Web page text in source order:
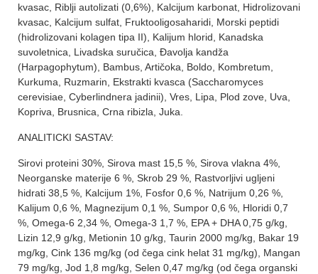
kvasac, Riblji autolizati (0,6%), Kalcijum karbonat, Hidrolizovani
kvasac, Kalcijum sulfat, Fruktooligosaharidi, Morski peptidi
(hidrolizovani kolagen tipa II), Kalijum hlorid, Kanadska
suvoletnica, Livadska suručica, Đavolja kandža
(Harpagophytum), Bambus, Artičoka, Boldo, Kombretum,
Kurkuma, Ruzmarin, Ekstrakti kvasca (Saccharomyces
cerevisiae, Cyberlindnera jadinii), Vres, Lipa, Plod zove, Uva,
Kopriva, Brusnica, Crna ribizla, Juka.
ANALITICKI SASTAV:
Sirovi proteini 30%, Sirova mast 15,5 %, Sirova vlakna 4%,
Neorganske materije 6 %, Skrob 29 %, Rastvorljivi ugljeni
hidrati 38,5 %, Kalcijum 1%, Fosfor 0,6 %, Natrijum 0,26 %,
Kalijum 0,6 %, Magnezijum 0,1 %, Sumpor 0,6 %, Hloridi 0,7
%, Omega-6 2,34 %, Omega-3 1,7 %, EPA + DHA 0,75 g/kg,
Lizin 12,9 g/kg, Metionin 10 g/kg, Taurin 2000 mg/kg, Bakar 19
mg/kg, Cink 136 mg/kg (od čega cink helat 31 mg/kg), Mangan
79 mg/kg, Jod 1,8 mg/kg, Selen 0,47 mg/kg (od čega organski